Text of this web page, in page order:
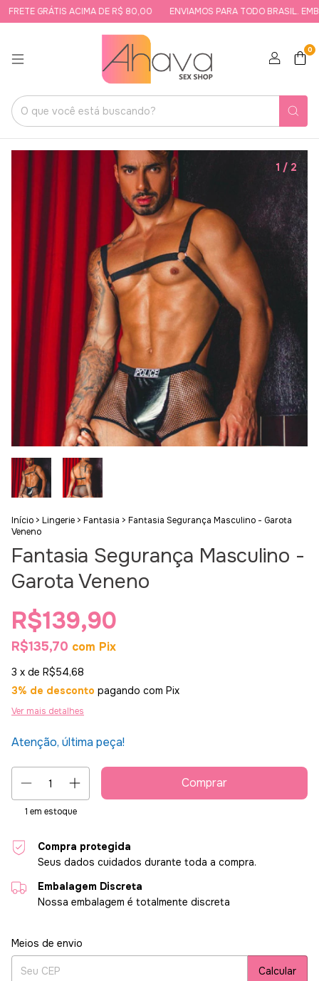
GRÁTIS ACIMA DE R$ 80,00 ENVIAMOS PARA TODO BRASIL.
0
1 / 2
Início > Lingerie > Fantasia > Fantasia Segurança Masculino - Garota
Veneno
Fantasia Segurança Masculino -
Garota Veneno
R$139,90
R$135,70 com Pix
3 x de R$54,68
3% de desconto pagando com Pix
Ver mais detalhes
Atenção, última peça!
1 em estoque
Compra protegida
Seus dados cuidados durante toda a compra.
Embalagem Discreta
Nossa embalagem é totalmente discreta
Entregas para o CEP:
Meios de envio
Calcular